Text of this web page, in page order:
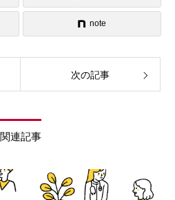
note
次の記事
関連記事